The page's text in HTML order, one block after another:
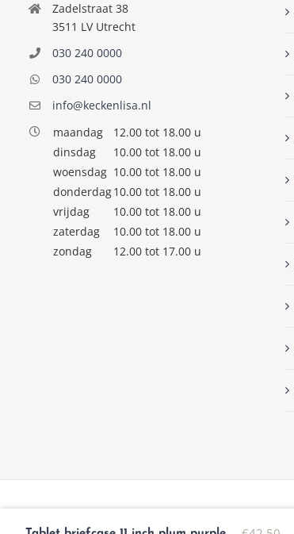
Zadelstraat 38
3511 LV Utrecht
030 240 0000
030 240 0000
info@keckenlisa.nl
maandag
12.00 tot 18.00 u
dinsdag
10.00 tot 18.00 u
woensdag 10.00 tot 18.00 u
donderdag10.00 tot 18.00 u
vrijdag
10.00 tot 18.00 u
zaterdag
10.00 tot 18.00 u
zondag
12.00 tot 17.00 u